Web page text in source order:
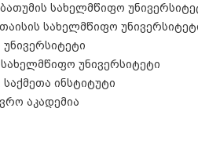
სახელმწიფო
სახელმწიფო
უნივერსიტეტი
ინსტიტუტი
აკადემია